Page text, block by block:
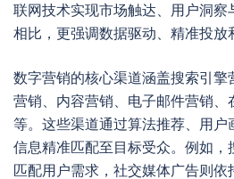
联网技术实现市场触达、用户洞察
相比，更强调数据驱动、精准投放
数字营销的核心渠道涵盖搜索引
营销、内容营销、电子邮件营销、
等。这些渠道通过算法推荐、用
信息精准匹配至目标受众。例如，
匹配用户需求，社交媒体广告则